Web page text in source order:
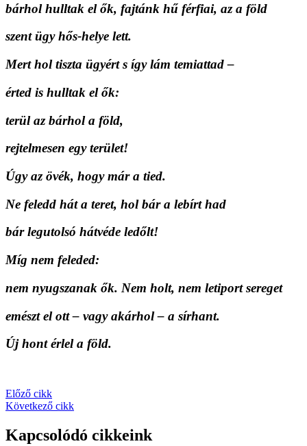
bárhol hulltak el ők, fajtánk hű férfiai, az a föld
szent ügy hős-helye lett.
Mert hol tiszta ügyért s így lám temiattad –
érted is hulltak el ők:
terül az bárhol a föld,
rejtelmesen egy terület!
Úgy az övék, hogy már a tied.
Ne feledd hát a teret, hol bár a lebírt had
bár legutolsó hátvéde ledőlt!
Míg nem feleded:
nem nyugszanak ők. Nem holt, nem letiport sereget
emészt el ott – vagy akárhol – a sírhant.
Új hont érlel a föld.
Előző cikk
Következő cikk
Kapcsolódó cikkeink